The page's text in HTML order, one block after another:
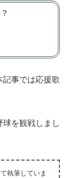
記事では応援歌
を観戦しまし
執筆していま